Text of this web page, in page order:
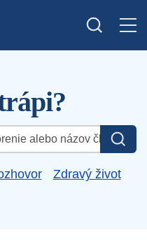
Zdravý život